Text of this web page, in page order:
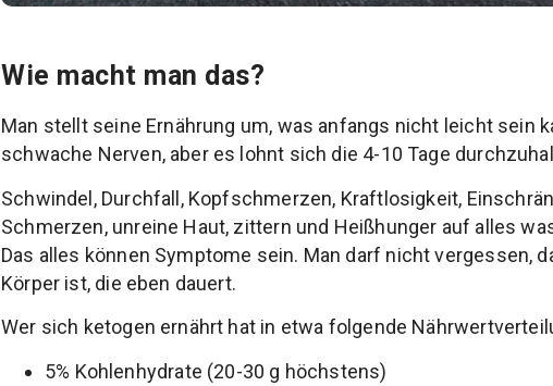
Wie macht man das?
Man stellt seine Ernährung um, was anfangs nicht leicht sein
schwache Nerven, aber es lohnt sich die 4-10 Tage
Schwindel, Durchfall, Kopfschmerzen, Kraftlosigkeit,
Schmerzen, unreine Haut, zittern und Heißhunger auf alles
Das alles können Symptome sein. Man darf nicht vergessen,
Körper ist, die eben dauert.
Wer sich ketogen ernährt hat in etwa folgende
5% Kohlenhydrate (20-30 g höchstens)